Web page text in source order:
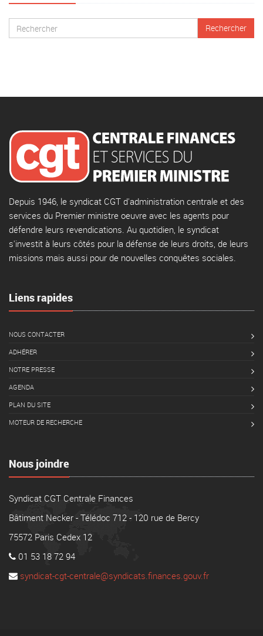
Depuis 1946, le syndicat CGT d'administration centrale et des
services du Premier ministre oeuvre avec les agents pour
défendre leurs revendications. Au quotidien, le syndicat
s'investit à leurs côtés pour la défense de leurs droits, de leurs
missions mais aussi pour de nouvelles conquêtes sociales.
Liens rapides
NOUS CONTACTER
ADHÉRER
NOTRE PRESSE
AGENDA
PLAN DU SITE
MOTEUR DE RECHERCHE
Nous joindre
Syndicat CGT Centrale Finances
Bâtiment Necker - Télédoc 712 - 120 rue de Bercy
75572 Paris Cedex 12
01 53 18 72 94
syndicat-cgt-centrale@syndicats.finances.gouv.fr